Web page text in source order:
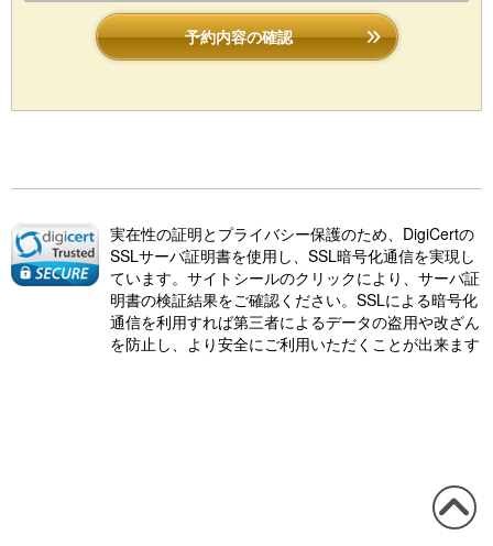
予約内容の確認
実在性の証明とプライバシー保護のため、DigiCertの
SSLサーバ証明書を使用し、SSL暗号化通信を実現し
ています。サイトシールのクリックにより、サーバ証
明書の検証結果をご確認ください。SSLによる暗号化
通信を利用すれば第三者によるデータの盗用や改ざん
を防止し、より安全にご利用いただくことが出来ます